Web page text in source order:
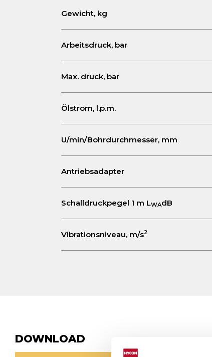
Gewicht, kg
Arbeitsdruck, bar
Max. druck, bar
Ölstrom, l.p.m.
U/min/Bohrdurchmesser, mm
Antriebsadapter
Schalldruckpegel 1 m LWAdB
Vibrationsniveau, m/s2
DOWNLOAD